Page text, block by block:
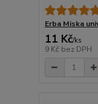
Erba Miska
11 Kč/ks
9 Kč bez DPH